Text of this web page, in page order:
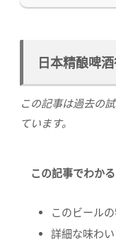
日本精酿啤
この記事は過去の
ています。
この記事でわか
このビール
詳細な味わ